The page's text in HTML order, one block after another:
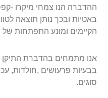
ההדברה הנו צמחי מיקרו -
באטיות ובכך נותן תוצאה
הקיימים ומונע התפתחות של
אנו מתמחים בהדברת התיקן
בבעיות פרעושים ,חולדות,
סוגים.